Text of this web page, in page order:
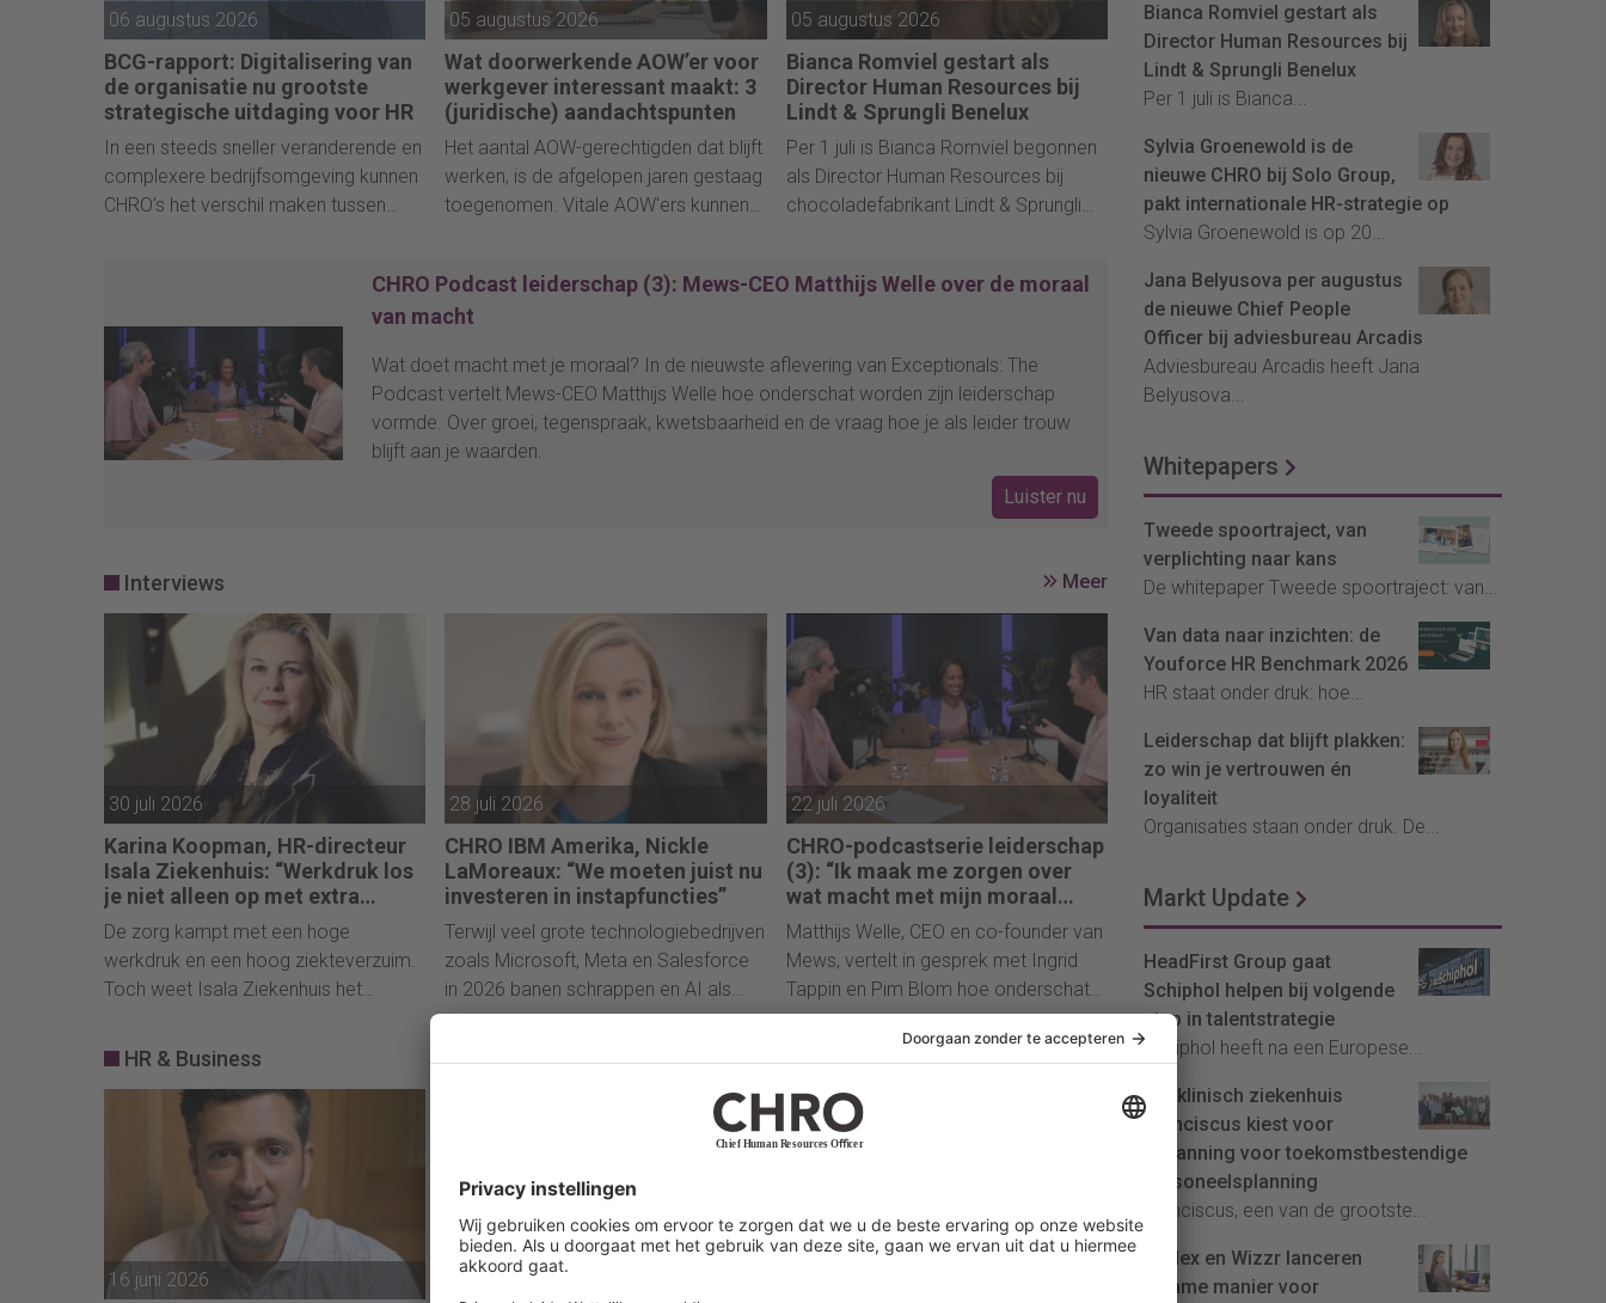
06 augustus 2026
BCG-rapport: Digitalisering van
de organisatie nu grootste
strategische uitdaging voor HR
In een steeds sneller veranderende en
complexere bedrijfsomgeving kunnen
CHRO’s het verschil maken tussen
onderzoekers van het rapport ‘Four
Power Moves for the CHRO’ van de
Boston Consulting Group.
05 augustus 2026
Wat doorwerkende AOW’er voor
werkgever interessant maakt: 3
(juridische) aandachtspunten
Het aantal AOW-gerechtigden dat blijft
werken, is de afgelopen jaren gestaag
toegenomen. Vitale AOW'ers kunnen
Bovendien gelden voor deze groep
op enkele punten soepelere
risico's bij ziekte en ontslag beperkter
zijn.
05 augustus 2026
Bianca Romviel gestart als
Director Human Resources bij
Lindt & Sprungli Benelux
Per 1 juli is Bianca Romviel begonnen
als Director Human Resources bij
chocoladefabrikant Lindt & Sprungli
deze organisatie.
CHRO Podcast leiderschap (3): Mews-CEO Matthijs Welle over de moraal
van macht
Wat doet macht met je moraal? In de nieuwste aflevering van Exceptionals: The
Podcast vertelt Mews-CEO Matthijs Welle hoe onderschat worden zijn leiderschap
vormde. Over groei, tegenspraak, kwetsbaarheid en de vraag hoe je als leider trouw
blijft aan je waarden.
Luister nu
Interviews Meer
30 juli 2026
Karina Koopman, HR-directeur
Isala Ziekenhuis: “Werkdruk los
je niet alleen op met extra
mensen”
De zorg kampt met een hoge
werkdruk en een hoog ziekteverzuim.
Toch weet Isala Ziekenhuis het
te houden. In de podcast
Melissa Schouman met HR-directeur
Karina Koopman over de aanpak van
28 juli 2026
CHRO IBM Amerika, Nickle
LaMoreaux: “We moeten juist nu
investeren in instapfuncties”
Terwijl veel grote technologiebedrijven
zoals Microsoft, Meta en Salesforce
in 2026 banen schrappen en AI als
belangrijkste reden noemen, kiest IBM
22 juli 2026
CHRO-podcastserie leiderschap
(3): “Ik maak me zorgen over
wat macht met mijn moraal
doet”
Matthijs Welle, CEO en co-founder van
Mews, vertelt in gesprek met Ingrid
Tappin en Pim Blom hoe onderschat
worden de basis vormde voor zijn
leiderschap. En waarom groei volgens
kwetsbaarheid en het vermogen om
werkelijk te luisteren.
HR & Business Meer
16 juni 2026 29 april 2026
Bianca Romviel gestart als
Director Human Resources bij
Lindt & Sprungli Benelux
Per 1 juli is Bianca...
Sylvia Groenewold is de
nieuwe CHRO bij Solo Group,
pakt internationale HR-strategie op
Sylvia Groenewold is op 20...
Jana Belyusova per augustus
de nieuwe Chief People
Officer bij adviesbureau Arcadis
Adviesbureau Arcadis heeft Jana
Belyusova...
Whitepapers
Tweede spoortraject, van
verplichting naar kans
De whitepaper Tweede spoortraject: van...
Van data naar inzichten: de
Youforce HR Benchmark 2026
HR staat onder druk: hoe...
Leiderschap dat blijft plakken:
zo win je vertrouwen én
loyaliteit
Organisaties staan onder druk. De...
Markt Update
HeadFirst Group gaat
Schiphol helpen bij volgende
stap in talentstrategie
Schiphol heeft na een Europese...
Topklinisch ziekenhuis
Franciscus kiest voor
InPlanning voor toekomstbestendige
personeelsplanning
Franciscus, een van de grootste...
Codex en Wizzr lanceren
slimme manier voor